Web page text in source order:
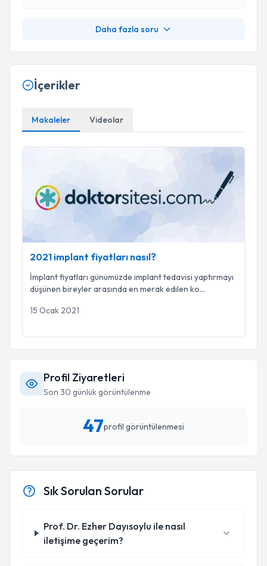
Daha fazla soru
İçerikler
Makaleler Videolar
2021 implant fiyatları nasıl?
İmplant fiyatları günümüzde implant tedavisi yaptırmayı
düşünen bireyler arasında en merak edilen ko...
15 Ocak 2021
Profil Ziyaretleri
Son 30 günlük görüntülenme
47profil görüntülenmesi
Sık Sorulan Sorular
Prof. Dr. Ezher Dayısoylu ile nasıl
iletişime geçerim?